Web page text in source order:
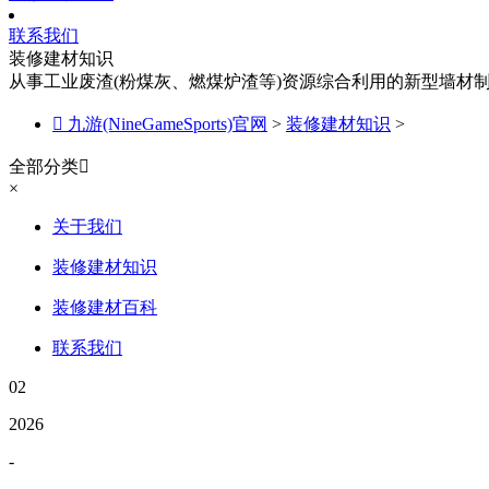
联系我们
装修建材知识
从事工业废渣(粉煤灰、燃煤炉渣等)资源综合利用的新型墙材
 九游(NineGameSports)官网 > 装修建材知识 >
全部分类
×
关于我们
装修建材知识
装修建材百科
联系我们
02
2026
-